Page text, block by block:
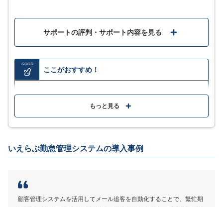
サポートの評判・サポート内容を見る
GOOD
ここがおすすめ！
ポータルサイトからの反響情報を自動で取込み
直感的に使える分かりやすいデザインで初心者でも簡
単に扱える
MORE
もっと見る
いえらぶ勤怠管理システムの導入事例
顧客管理システムを活用してメール追客を自動化することで、繁忙期